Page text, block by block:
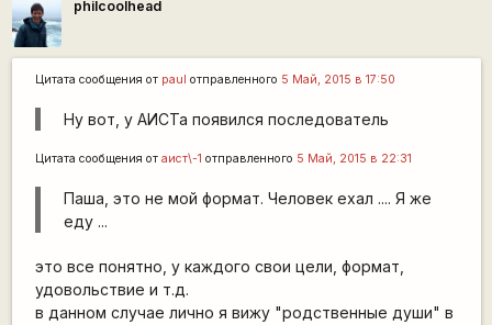
philcoolhead
Цитата сообщения от paul отправленного 5 Май, 2015 в 17:50
Ну вот, у АИСТа появился последователь
Цитата сообщения от аист\-1 отправленного 5 Май, 2015 в 22:31
Паша, это не мой формат. Человек ехал .... Я же
еду ...
это все понятно, у каждого свои цели, формат,
удовольствие и т.д.
в данном случае лично я вижу "родственные души" в